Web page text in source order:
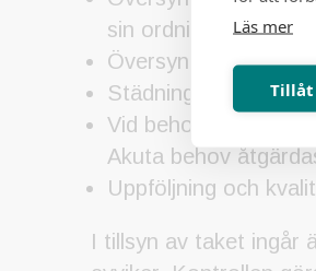
Läs mer
Tillåt
sin ordning och
Översyn och kontroll
Städning av taken
Vid behov av
Akuta behov
Uppföljning och
I tillsyn av taket ingår